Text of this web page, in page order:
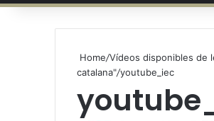
Home/Vídeos disponibles de
catalana"/youtube_iec